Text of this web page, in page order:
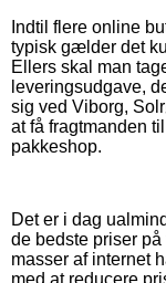
Indtil flere online
typisk gælder det
Ellers skal man
leveringsudgave,
sig ved Viborg,
at få fragtmanden
pakkeshop.
Det er i dag
de bedste priser
masser af internet
med at reducere